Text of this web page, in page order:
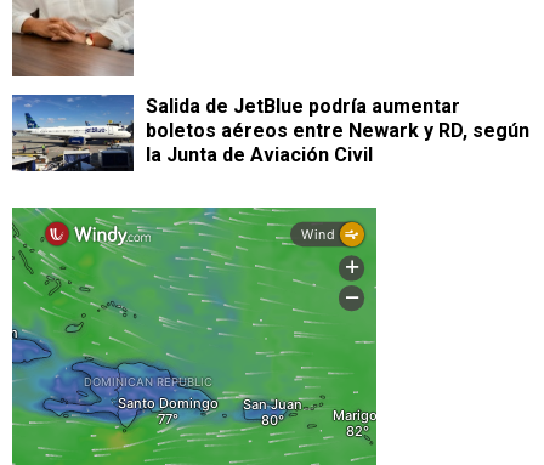
Salida de JetBlue podría aumentar
boletos aéreos entre Newark y RD, según
la Junta de Aviación Civil